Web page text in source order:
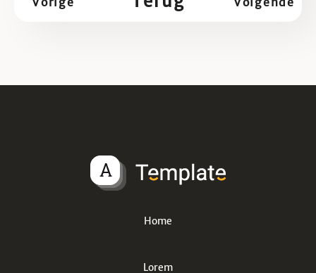
Home
Lorem